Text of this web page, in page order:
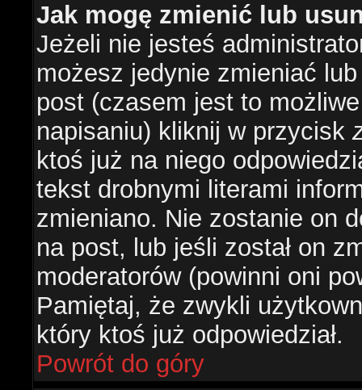
Jak mogę zmienić lub
Jeżeli nie jesteś
możesz jedynie zmieniać
post (czasem jest to
napisaniu) kliknij w przycisk
ktoś już na niego
tekst drobnymi literami
zmieniano. Nie zostanie on
na post, lub jeśli został on
moderatorów (powinni oni
Pamiętaj, że zwykli
który ktoś już odpowiedział.
Powrót do góry